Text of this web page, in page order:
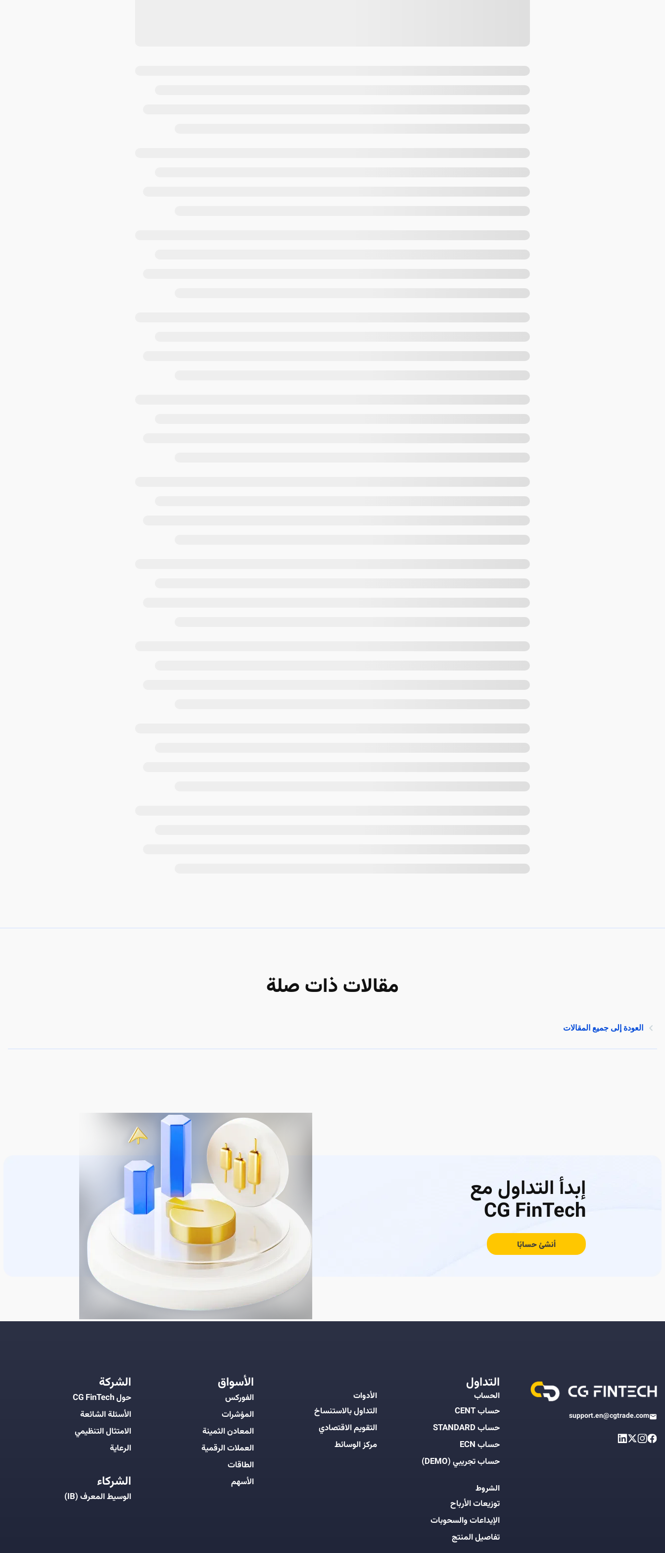
مقالات ذات صلة
العودة إلى جميع المقالات
إبدأ التداول مع
CG FinTech
أنشئ حسابًا
support.en@cgtrade.com
التداول
الحساب
حساب CENT
حساب STANDARD
حساب ECN
حساب تجريبي (DEMO)
الشروط
توزيعات الأرباح
الإيداعات والسحوبات
تفاصيل المنتج
الأدوات
التداول بالاستنساخ
التقويم الاقتصادي
مركز الوسائط
الأسواق
الفوركس
المؤشرات
المعادن الثمينة
العملات الرقمية
الطاقات
الأسهم
الشركة
حول CG FinTech
الأسئلة الشائعة
الامتثال التنظيمي
الرعاية
الشركاء
الوسيط المعرف (IB)